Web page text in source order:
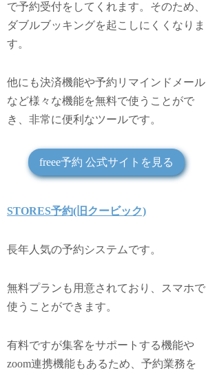
で予約受付をしてくれます。そのため、
ダブルブッキングを起こしにくくなりま
す。
他にも決済機能や予約リマインドメール
など様々な機能を無料で使うことがで
き、非常に便利なツールです。
freee予約 公式サイトを見る
STORES予約(旧クービック)
長年人気の予約システムです。
無料プランも用意されており、スマホで
使うことができます。
有料ですが集客をサポートする機能や
zoom連携機能もあるため、予約業務を